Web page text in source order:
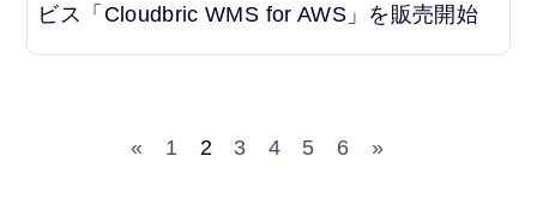
ビス「Cloudbric WMS for AWS」を販売開始
« 1 2 3 4 5 6 »